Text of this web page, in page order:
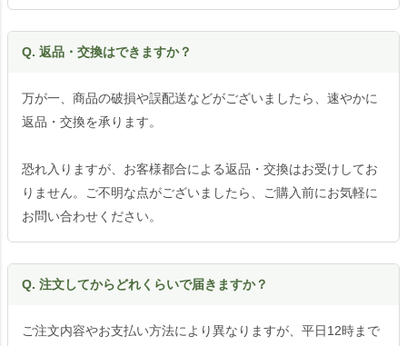
Q. 返品・交換はできますか？
万が一、商品の破損や誤配送などがございましたら、速やかに
返品・交換を承ります。
恐れ入りますが、お客様都合による返品・交換はお受けしてお
りません。ご不明な点がございましたら、ご購入前にお気軽に
お問い合わせください。
Q. 注文してからどれくらいで届きますか？
ご注文内容やお支払い方法により異なりますが、平日12時まで